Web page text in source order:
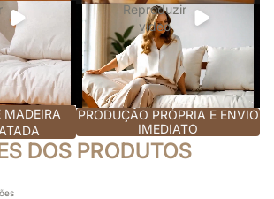
MADEIRA
Reproduzir
vídeo
PRODUÇÃO PRÓPRIA E ENVIO
IMEDIATO
DOS PRODUTOS